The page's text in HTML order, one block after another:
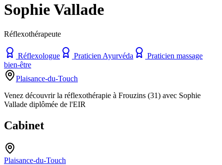
Sophie Vallade
Réflexothérapeute
Réflexologue Praticien Ayurvéda
Praticien massage
bien-être
Plaisance-du-Touch
Venez découvrir la réflexothérapie à Frouzins (31) avec Sophie
Vallade diplômée de l'EIR
Cabinet
Plaisance-du-Touch